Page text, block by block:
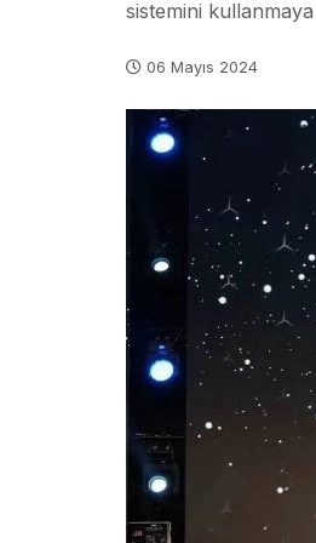
sistemini
06 Mayıs 2024